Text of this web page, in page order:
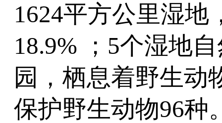
1624平方公里湿
18.9% ；5个湿地
园，栖息着野生动
保护野生动物96种